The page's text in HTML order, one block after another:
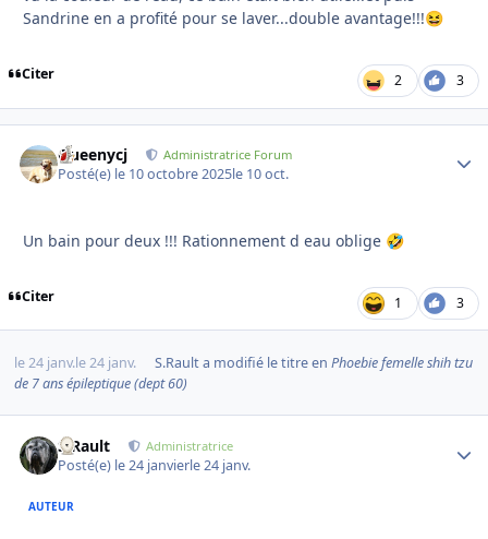
Sandrine en a profité pour se laver...double avantage!!!😆
Citer 2 3
Queenycj Administratrice Forum
Posté(e) le 10 octobre 2025le 10 oct.
Un bain pour deux !!! Rationnement d eau oblige 🤣
Citer 1 3
le 24 janv.le 24 janv. S.Raulta modifié le titre en Phoebie femelle shih tzu
de 7 ans épileptique (dept 60)
S.Rault Administratrice
Posté(e) le 24 janvierle 24 janv.
AUTEUR